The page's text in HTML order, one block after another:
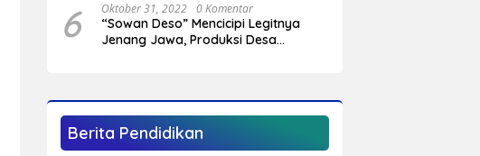
6 Oktober 31, 2022 0 Komentar
“Sowan Deso” Mencicipi Legitnya
Jenang Jawa, Produksi Desa
Berita Pendidikan